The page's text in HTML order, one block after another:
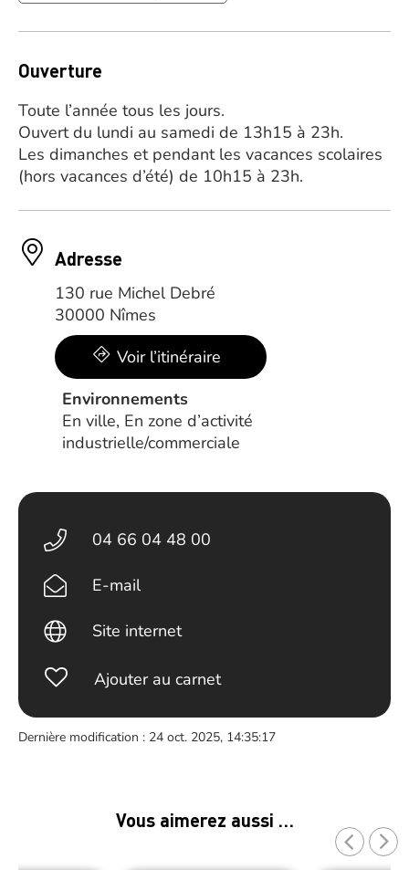
Ouverture
Toute l’année tous les jours.
Ouvert du lundi au samedi de 13h15 à 23h.
Les dimanches et pendant les vacances scolaires
(hors vacances d’été) de 10h15 à 23h.
Adresse
130 rue Michel Debré
30000 Nîmes
Voir l’itinéraire
Environnements
En ville, En zone d’activité
industrielle/commerciale
04 66 04 48 00
E-mail
Site internet
Ajouter au carnet
Dernière modification : 24 oct. 2025, 14:35:17
Vous aimerez aussi …